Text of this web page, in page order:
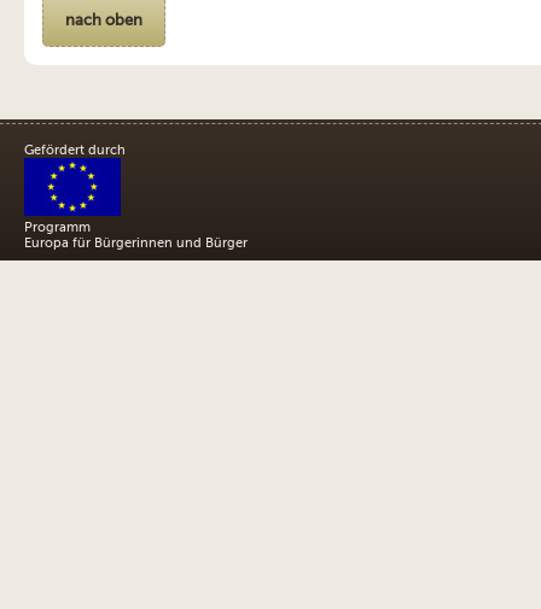
nach oben
Gefördert durch
Programm
Europa für Bürgerinnen und Bürger